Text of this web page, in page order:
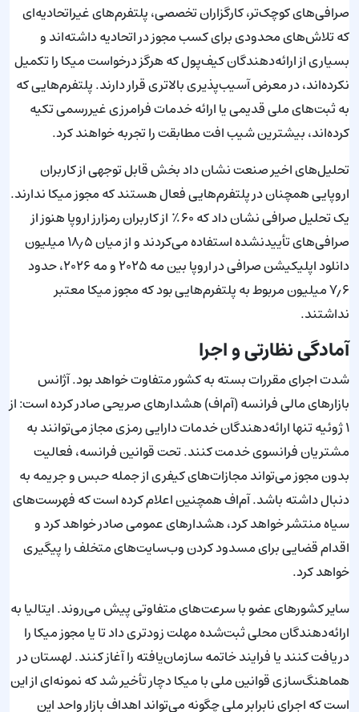
صرافی‌های کوچک‌تر، کارگزاران تخصصی، پلتفرم‌های غیراتحادیه‌ای
که تلاش‌های محدودی برای کسب مجوز در اتحادیه داشته‌اند و
بسیاری از ارائه‌دهندگان کیف‌پول که هرگز درخواست میکا را تکمیل
نکرده‌اند، در معرض آسیب‌پذیری بالاتری قرار دارند. پلتفرم‌هایی که
به ثبت‌های ملی قدیمی یا ارائه خدمات فرامرزی غیررسمی تکیه
کرده‌اند، بیشترین شیب افت مطابقت را تجربه خواهند کرد.
تحلیل‌های اخیر صنعت نشان داد بخش قابل توجهی از کاربران
اروپایی همچنان در پلتفرم‌هایی فعال هستند که مجوز میکا ندارند.
یک تحلیل صرافی نشان داد که ۶۰٪ از کاربران رمزارز اروپا هنوز از
صرافی‌های تأییدنشده استفاده می‌کردند و از میان ۱۸٫۵ میلیون
دانلود اپلیکیشن صرافی در اروپا بین مه ۲۰۲۵ و مه ۲۰۲۶، حدود
۷٫۶ میلیون مربوط به پلتفرم‌هایی بود که مجوز میکا معتبر
نداشتند.
آمادگی نظارتی و اجرا
شدت اجرای مقررات بسته به کشور متفاوت خواهد بود. آژانس
بازارهای مالی فرانسه (آم‌اف) هشدارهای صریحی صادر کرده است: از
۱ ژوئیه تنها ارائه‌دهندگان خدمات دارایی رمزی مجاز می‌توانند به
مشتریان فرانسوی خدمت کنند. تحت قوانین فرانسه، فعالیت
بدون مجوز می‌تواند مجازات‌های کیفری از جمله حبس و جریمه به
دنبال داشته باشد. آم‌اف همچنین اعلام کرده است که فهرست‌های
سیاه منتشر خواهد کرد، هشدارهای عمومی صادر خواهد کرد و
اقدام قضایی برای مسدود کردن وب‌سایت‌های متخلف را پیگیری
خواهد کرد.
سایر کشورهای عضو با سرعت‌های متفاوتی پیش می‌روند. ایتالیا به
ارائه‌دهندگان محلی ثبت‌شده مهلت زودتری داد تا یا مجوز میکا را
دریافت کنند یا فرایند خاتمه سازمان‌یافته را آغاز کنند. لهستان در
هماهنگ‌سازی قوانین ملی با میکا دچار تأخیر شد که نمونه‌ای از این
است که اجرای نابرابر ملی چگونه می‌تواند اهداف بازار واحد این